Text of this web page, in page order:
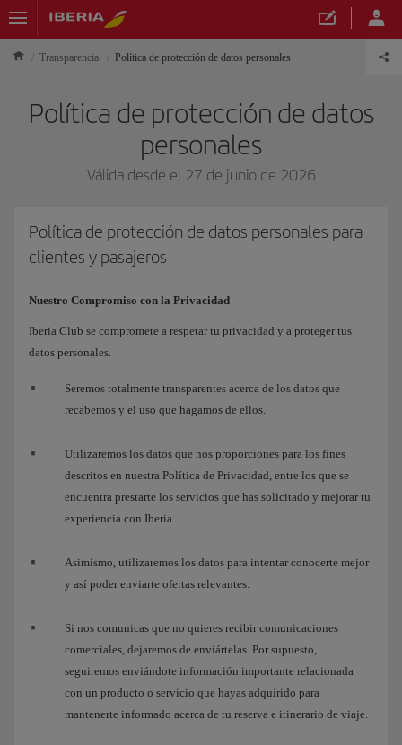
Transparencia Política de protección de datos personales
Política de protección de datos
personales
Válida desde el 27 de junio de 2026
Política de protección de datos personales para
clientes y pasajeros
Nuestro Compromiso con la Privacidad
Iberia Club se compromete a respetar tu privacidad y a proteger tus
datos personales.
Seremos totalmente transparentes acerca de los datos que
recabemos y el uso que hagamos de ellos.
Utilizaremos los datos que nos proporciones para los fines
descritos en nuestra Política de Privacidad, entre los que se
encuentra prestarte los servicios que has solicitado y mejorar tu
experiencia con Iberia.
Asimismo, utilizaremos los datos para intentar conocerte mejor
y así poder enviarte ofertas relevantes.
Si nos comunicas que no quieres recibir comunicaciones
comerciales, dejaremos de enviártelas. Por supuesto,
seguiremos enviándote información importante relacionada
con un producto o servicio que hayas adquirido para
mantenerte informado acerca de tu reserva e itinerario de viaje.